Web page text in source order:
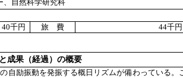
、自然科学研究科
40千円 旅 費 44千円
成果（経過）の概要
自励振動を発振する概日リズムが備わっている。